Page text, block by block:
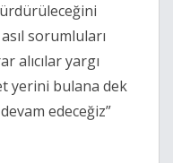
sorumluları
alıcılar yargı
yerini bulana dek
edeceğiz”